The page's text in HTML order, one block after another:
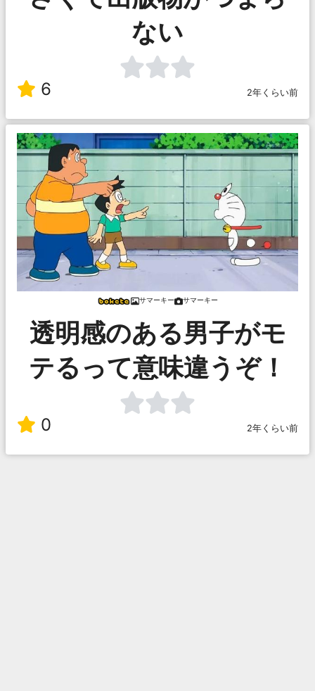
ない
6 2年くらい前
サマーキー サマーキー
透明感のある男子がモ
テるって意味違うぞ！
0 2年くらい前